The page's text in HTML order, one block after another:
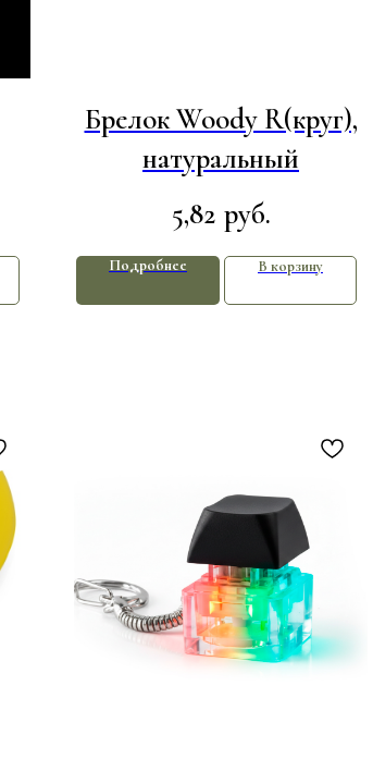
Брелок Woody R(круг),
натуральный
5,82 руб.
Подробнее В корзину